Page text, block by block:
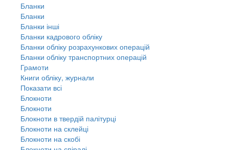
Бланки
Бланки
Бланки інші
Бланки кадрового обліку
Бланки обліку розрахункових операцій
Бланки обліку транспортних операцій
Грамоти
Книги обліку, журнали
Показати всі
Блокноти
Блокноти
Блокноти в твердій палітурці
Блокноти на склейці
Блокноти на скобі